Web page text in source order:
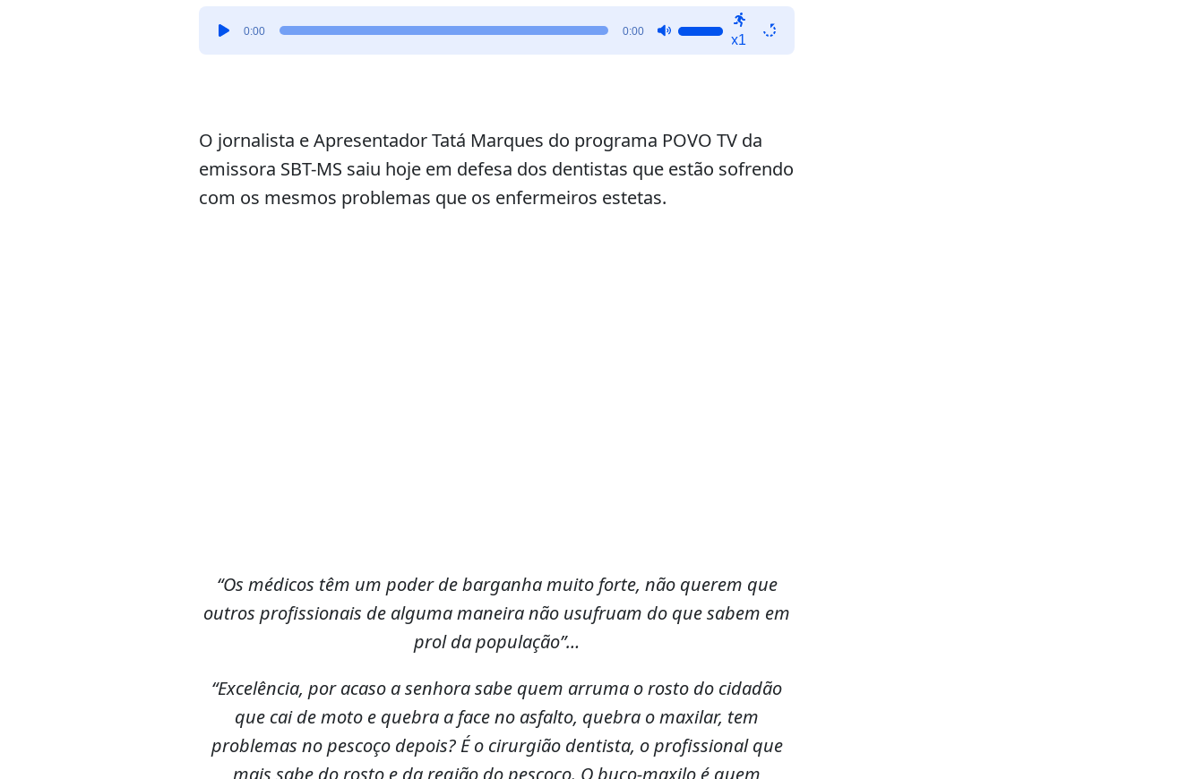
0:00 0:00
para
baixo
x1
O jornalista e Apresentador Tatá Marques do programa POVO TV da
emissora SBT-MS saiu hoje em defesa dos dentistas que estão sofrendo
com os mesmos problemas que os enfermeiros estetas.
“Os médicos têm um poder de barganha muito forte, não querem que
outros profissionais de alguma maneira não usufruam do que sabem em
prol da população”…
“Excelência, por acaso a senhora sabe quem arruma o rosto do cidadão
que cai de moto e quebra a face no asfalto, quebra o maxilar, tem
problemas no pescoço depois? É o cirurgião dentista, o profissional que
mais sabe do rosto e da região do pescoço. O buco-maxilo é quem